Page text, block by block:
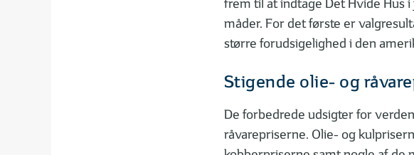
frem til at indtage Det Hvide Hus
måder. For det første er
større forudsigelighed i den
Stigende olie- og
De forbedrede udsigter for
råvarepriserne. Olie- og